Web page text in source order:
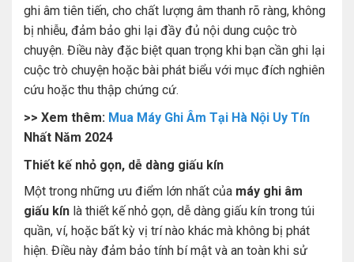
ghi âm tiên tiến, cho chất lượng âm thanh rõ ràng, không
bị nhiễu, đảm bảo ghi lại đầy đủ nội dung cuộc trò
chuyện. Điều này đặc biệt quan trọng khi bạn cần ghi lại
cuộc trò chuyện hoặc bài phát biểu với mục đích nghiên
cứu hoặc thu thập chứng cứ.
>> Xem thêm: Mua Máy Ghi Âm Tại Hà Nội Uy Tín
Nhất Năm 2024
Thiết kế nhỏ gọn, dễ dàng giấu kín
Một trong những ưu điểm lớn nhất của máy ghi âm
giấu kín là thiết kế nhỏ gọn, dễ dàng giấu kín trong túi
quần, ví, hoặc bất kỳ vị trí nào khác mà không bị phát
hiện. Điều này đảm bảo tính bí mật và an toàn khi sử